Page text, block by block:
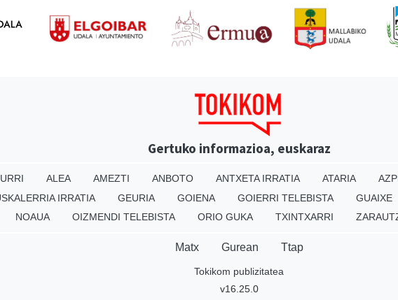
Gertuko informazioa, euskaraz
ALEA AMEZTI ANBOTO ANTXETA IRRATIA ATARIA
IRRATIA GEURIA GOIENA GOIERRI TELEBISTA GUAIXE
NOAUA OIZMENDI TELEBISTA ORIO GUKA TXINTXARRI
Matx Gurean Ttap
Tokikom publizitatea
v16.25.0